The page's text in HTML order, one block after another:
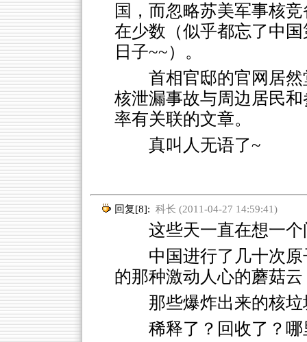
国，而忽略苏美军事核
在少数（似乎都忘了中
日子~~）。
首相官邸的官网居
核泄漏事故与周边居民
率有关联的文章。
真叫人无语了~
回复[8]: 科长 (2011-04-27 14:59:41)
这些天一直在想一个
中国进行了几十次
的那种激动人心的蘑菇云
那些爆炸出来的核
稀释了？回收了？